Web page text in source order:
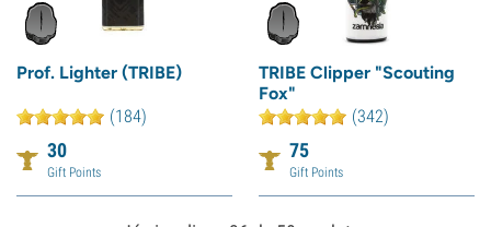
Prof. Lighter (TRIBE)
(184)
30
Gift Points
TRIBE Clipper "Scouting
Fox"
(342)
75
Gift Points